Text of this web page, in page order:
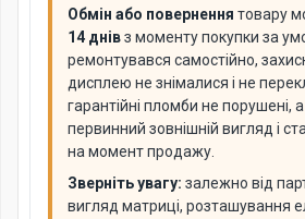
Обмін або повернення товару
14 днівз моменту покупки за
ремонтувався самостійно,
дисплею не знімалися і не
гарантійні пломби не порушені,
первинний зовнішній вигляд і
на момент продажу.
Зверніть увагу: залежно від
вигляд матриці, розташування